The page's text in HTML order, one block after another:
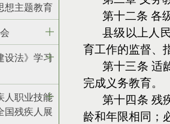
想主题教育
设法》学习
人职业技能
国残疾人展
第十二条 各
县级以上人
育工作的监督、
第十三条 适
完成义务教育。
第十四条 残
龄和年限相同；